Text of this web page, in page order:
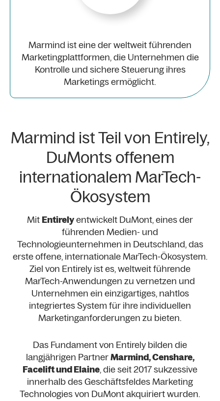
Marmind ist eine der weltweit führenden
Marketingplattformen, die Unternehmen die
Kontrolle und sichere Steuerung ihres
Marketings ermöglicht.
Marmind ist Teil von Entirely,
DuMonts offenem
internationalem MarTech-
Ökosystem
Mit Entirelyentwickelt DuMont, eines der
führenden Medien- und
Technologieunternehmen in Deutschland, das
erste offene, internationale MarTech-Ökosystem.
Ziel von Entirely ist es, weltweit führende
MarTech-Anwendungen zu vernetzen und
Unternehmen ein einzigartiges, nahtlos
integriertes System für ihre individuellen
Marketinganforderungen zu bieten.
Das Fundament von Entirely bilden die
langjährigen PartnerMarmind, Censhare,
Facelift und Elaine, die seit 2017 sukzessive
innerhalb des Geschäftsfeldes Marketing
Technologies von DuMont akquiriert wurden.